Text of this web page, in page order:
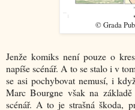
© Grada
Jenže komiks není pouze o
napíše scénář. A to se stalo i v
se asi pochybovat nemusí, i
Marc Bourgne však na
scénář. A to je strašná škoda,